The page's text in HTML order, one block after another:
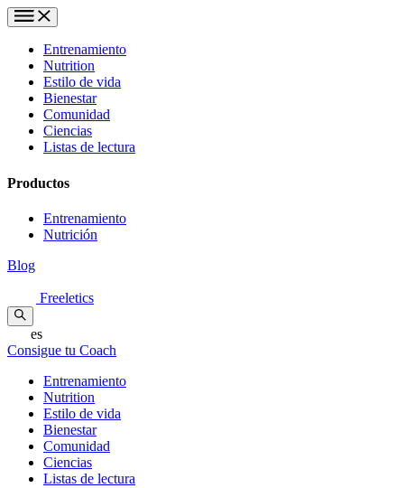
Entrenamiento
Nutrition
Estilo de vida
Bienestar
Comunidad
Ciencias
Listas de lectura
Productos
Entrenamiento
Nutrición
Blog
Freeletics
es
Consigue tu Coach
Entrenamiento
Nutrition
Estilo de vida
Bienestar
Comunidad
Ciencias
Listas de lectura